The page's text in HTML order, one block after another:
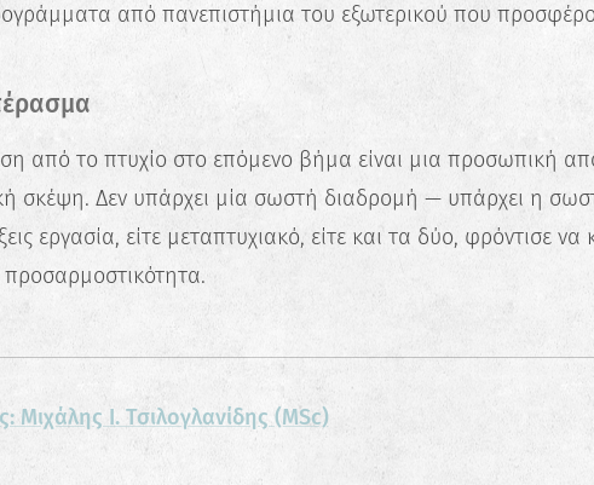
από πανεπιστήμια του εξωτερικού που
από το πτυχίο στο επόμενο βήμα είναι μια προσωπική
σκέψη. Δεν υπάρχει μία σωστή διαδρομή — υπάρχει η
εργασία, είτε μεταπτυχιακό, είτε και τα δύο, φρόντισε να
προσαρμοστικότητα.
Μιχάλης Ι. Τσιλογλανίδης (MSc)